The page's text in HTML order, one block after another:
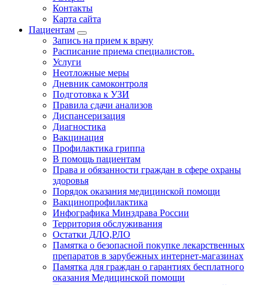
Контакты
Карта сайта
Пациентам
Запись на прием к врачу
Расписание приема специалистов.
Услуги
Неотложные меры
Дневник самоконтроля
Подготовка к УЗИ
Правила сдачи анализов
Диспансеризация
Диагностика
Вакцинация
Профилактика гриппа
В помощь пациентам
Права и обязанности граждан в сфере охраны
здоровья
Порядок оказания медицинской помощи
Вакцинопрофилактика
Инфографика Минздрава России
Территория обслуживания
Остатки ДЛО,РЛО
Памятка о безопасной покупке лекарственных
препаратов в зарубежных интернет-магазинах
Памятка для граждан о гарантиях бесплатного
оказания Медицинской помощи